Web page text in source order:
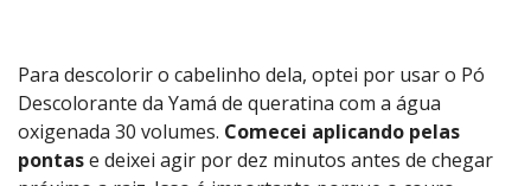
Para descolorir o cabelinho dela, optei por usar o Pó
Descolorante da Yamá de queratina com a água
oxigenada 30 volumes. Comecei aplicando pelas
pontase deixei agir por dez minutos antes de chegar